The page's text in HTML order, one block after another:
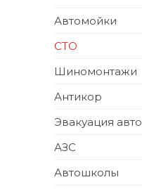
Автомойки
СТО
Шиномонтажи
Антикор
Эвакуация авто
АЗС
Автошколы